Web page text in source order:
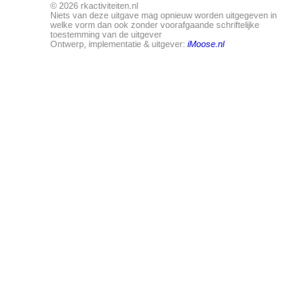
© 2026 rkactiviteiten.nl
Niets van deze uitgave mag opnieuw worden uitgegeven in
welke vorm dan ook zonder voorafgaande schriftelijke
toestemming van de uitgever
Ontwerp, implementatie & uitgever: iMoose.nl